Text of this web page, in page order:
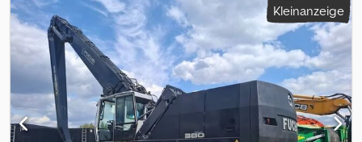
Kleinanzeige